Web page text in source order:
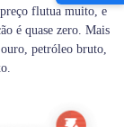
flutua muito, e
é quase zero. Mais
petróleo bruto,